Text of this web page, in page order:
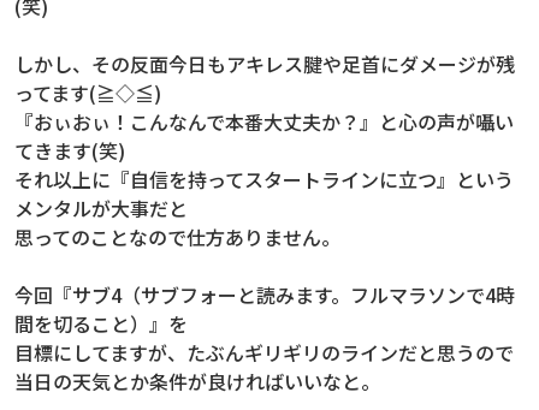
しかし、その反面今日もアキレス腱や足首にダメージが残
ってます(≧◇≦)
『おぃおぃ！こんなんで本番大丈夫か？』と心の声が囁い
てきます(笑)
それ以上に『自信を持ってスタートラインに立つ』という
メンタルが大事だと
思ってのことなので仕方ありません。
今回『サブ4（サブフォーと読みます。フルマラソンで4時
間を切ること）』を
目標にしてますが、たぶんギリギリのラインだと思うので
当日の天気とか条件が良ければいいなと。